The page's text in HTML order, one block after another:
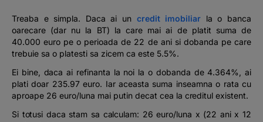
Treaba e simpla. Daca ai un credit imobiliar la o banca
oarecare (dar nu la BT) la care mai ai de platit suma de
40.000 euro pe o perioada de 22 de ani si dobanda pe care
trebuie sa o platesti sa zicem ca este 5.5%.
Ei bine, daca ai refinanta la noi la o dobanda de 4.364%, ai
plati doar 235.97 euro. Iar aceasta suma inseamna o rata cu
aproape 26 euro/luna mai putin decat cea la creditul existent.
Si totusi daca stam sa calculam: 26 euro/luna x (22 ani x 12